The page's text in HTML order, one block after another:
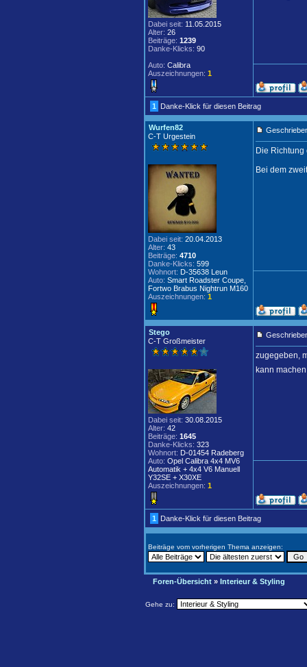
Dabei seit: 11.05.2015
Alter: 26
Beiträge: 1239
Danke-Klicks: 90
Auto: Calibra
Auszeichnungen: 1
1 Danke-Klick für diesen Beitrag
Wurfen82
C-T Urgestein
Dabei seit: 20.04.2013
Alter: 43
Beiträge: 4710
Danke-Klicks: 599
Wohnort: D-35638 Leun
Auto: Smart Roadster Coupe,
Fortwo Brabus Nightrun M160
Auszeichnungen: 1
Die
Bei dem
Stego
C-T Großmeister
Dabei seit: 30.08.2015
Alter: 42
Beiträge: 1645
Danke-Klicks: 323
Wohnort: D-01454 Radeberg
Auto: Opel Calibra 4x4 MV6
Automatik + 4x4 V6 Manuell
Y32SE + X30XE
Auszeichnungen: 1
zugegeben,
kann
1 Danke-Klick für diesen Beitrag
Beiträge vom vorherigen Thema anzeigen:
Foren-Übersicht » Interieur & Styling
Gehe zu: